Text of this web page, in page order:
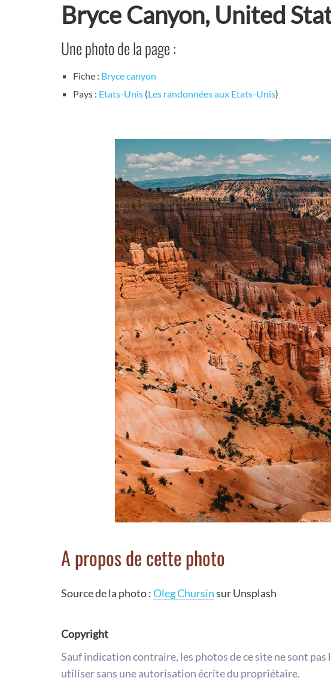
Bryce Canyon, United
Une photo de la page :
Fiche : Bryce canyon
Pays : Etats-Unis (Les randonnées aux Etats-Unis)
A propos de cette photo
Source de la photo :Oleg Chursinsur Unsplash
Copyright
Sauf indication contraire, les photos de ce site ne sont pas
utiliser sans une autorisation écrite du propriétaire.